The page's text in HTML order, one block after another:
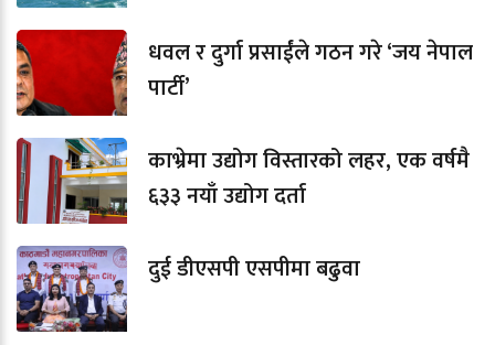
धवल र दुर्गा प्रसाईंले गठन गरे ‘जय नेपाल
पार्टी’
काभ्रेमा उद्योग विस्तारको लहर, एक वर्षमै
६३३ नयाँ उद्योग दर्ता
दुई डीएसपी एसपीमा बढुवा